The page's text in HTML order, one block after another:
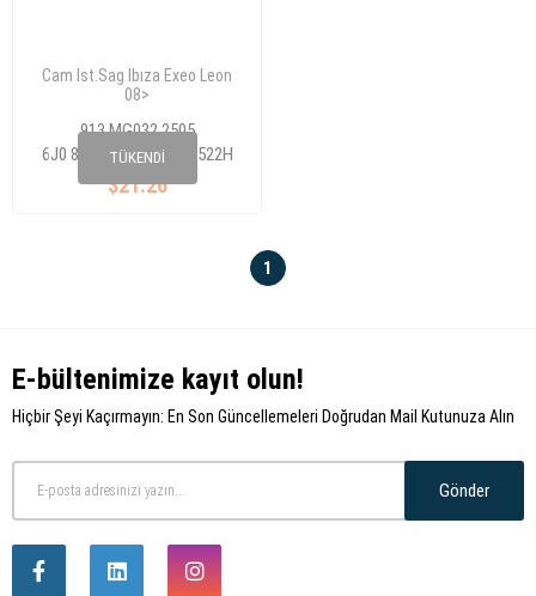
TÜKENDI
Cam Ist.Sag Ibıza Exeo Leon
08>
913 MG032 2505
$21.26
6J0 857 522D-6J0 857 522H
1
E-bültenimize kayıt olun!
Hiçbir Şeyi Kaçırmayın: En Son Güncellemeleri Doğrudan Mail Kutunuza Alın
Gönder